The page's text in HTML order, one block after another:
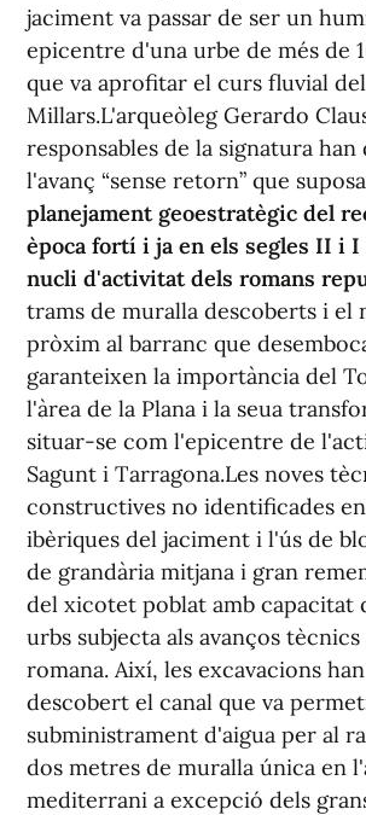
jaciment va passar de ser un
epicentre d'una urbe de més de
que va aprofitar el curs fluvial del
Millars.L'arqueòleg Gerardo
responsables de la signatura han
l'avanç “sense retorn” que
planejament geoestratègic del
època fortí i ja en els segles II i I
nucli d'activitat dels romans
trams de muralla descoberts i el
pròxim al barranc que
garanteixen la importància del
l'àrea de la Plana i la seua
situar-se com l'epicentre de
Sagunt i Tarragona.Les noves
constructives no identificades en
ibèriques del jaciment i l'ús de
de grandària mitjana i gran
del xicotet poblat amb capacitat
urbs subjecta als avanços
romana. Així, les excavacions
descobert el canal que va
subministrament d'aigua per al
dos metres de muralla única en
mediterrani a excepció dels